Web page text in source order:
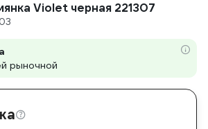
Violet черная 221307
рыночной